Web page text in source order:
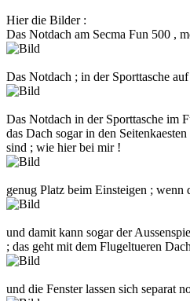
Hier die Bilder :
Das Notdach am Secma Fun 500 ,
Das Notdach ; in der Sporttasche
Das Notdach in der Sporttasche im
das Dach sogar in den
sind ; wie hier bei mir !
genug Platz beim Einsteigen ; wenn
und damit kann sogar der
; das geht mit dem Flugeltueren
und die Fenster lassen sich separat